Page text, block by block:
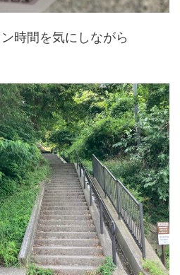
時間を気にしながら